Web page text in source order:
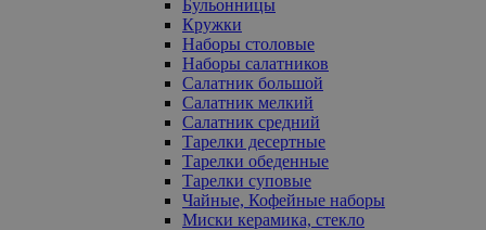
Бульонницы
Кружки
Наборы столовые
Наборы салатников
Салатник большой
Салатник мелкий
Салатник средний
Тарелки десертные
Тарелки обеденные
Тарелки суповые
Чайные, Кофейные наборы
Миски керамика, стекло